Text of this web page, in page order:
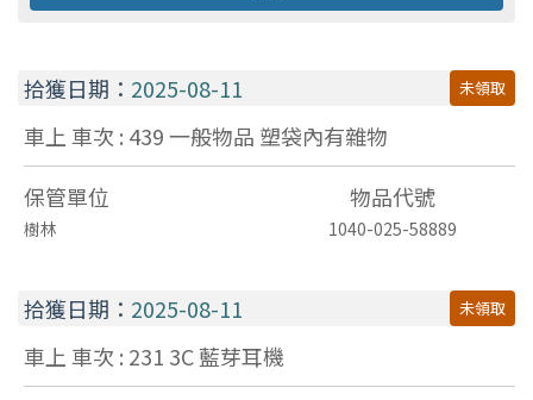
拾獲日期： 2025-08-11 未領取
車上 車次 : 439一般物品 塑袋內有雜物
保管單位
物品代號
樹林 1040-025-58889
拾獲日期： 2025-08-11 未領取
車上 車次 : 231 3C藍芽耳機